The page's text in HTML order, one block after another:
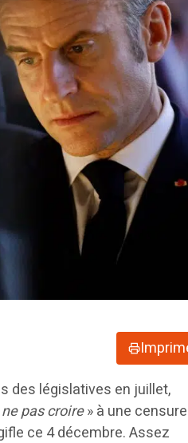
des législatives en juillet,
ne pas croire» à une
ce 4 décembre. Assez